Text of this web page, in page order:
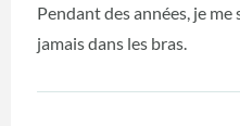
Pendant des années, je me
jamais dans les bras.